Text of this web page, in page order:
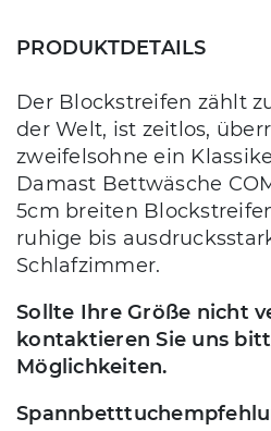
PRODUKTDETAILS
Der Blockstreifen zählt
der Welt, ist zeitlos,
zweifelsohne ein
Damast Bettwäsche
5cm breiten
ruhige bis
Schlafzimmer.
Sollte Ihre Größe nicht
kontaktieren Sie uns
Möglichkeiten.